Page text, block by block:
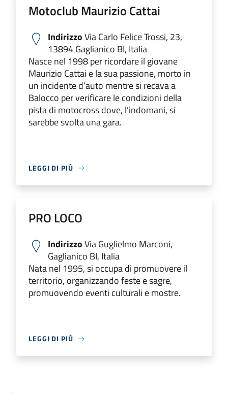
Motoclub Maurizio Cattai
IndirizzoVia Carlo Felice Trossi, 23,
13894 Gaglianico BI, Italia
Nasce nel 1998 per ricordare il giovane
Maurizio Cattai e la sua passione, morto in
un incidente d’auto mentre si recava a
Balocco per verificare le condizioni della
pista di motocross dove, l’indomani, si
sarebbe svolta una gara.
LEGGI DI PIÙ
PRO LOCO
IndirizzoVia Guglielmo Marconi,
Gaglianico BI, Italia
Nata nel 1995, si occupa di promuovere il
territorio, organizzando feste e sagre,
promuovendo eventi culturali e mostre.
LEGGI DI PIÙ